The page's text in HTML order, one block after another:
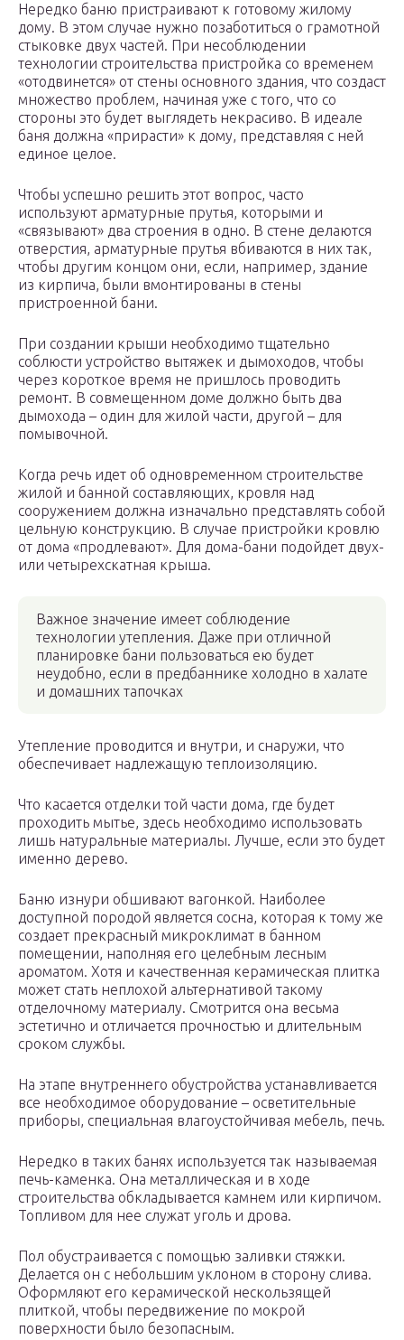
Нередко баню пристраивают к готовому жилому
дому. В этом случае нужно позаботиться о грамотной
стыковке двух частей. При несоблюдении
технологии строительства пристройка со временем
«отодвинется» от стены основного здания, что создаст
множество проблем, начиная уже с того, что со
стороны это будет выглядеть некрасиво. В идеале
баня должна «прирасти» к дому, представляя с ней
единое целое.
Чтобы успешно решить этот вопрос, часто
используют арматурные прутья, которыми и
«связывают» два строения в одно. В стене делаются
отверстия, арматурные прутья вбиваются в них так,
чтобы другим концом они, если, например, здание
из кирпича, были вмонтированы в стены
пристроенной бани.
При создании крыши необходимо тщательно
соблюсти устройство вытяжек и дымоходов, чтобы
через короткое время не пришлось проводить
ремонт. В совмещенном доме должно быть два
дымохода – один для жилой части, другой – для
помывочной.
Когда речь идет об одновременном строительстве
жилой и банной составляющих, кровля над
сооружением должна изначально представлять собой
цельную конструкцию. В случае пристройки кровлю
от дома «продлевают». Для дома-бани подойдет двух-
или четырехскатная крыша.
Важное значение имеет соблюдение
технологии утепления. Даже при отличной
планировке бани пользоваться ею будет
неудобно, если в предбаннике холодно в халате
и домашних тапочках
Утепление проводится и внутри, и снаружи, что
обеспечивает надлежащую теплоизоляцию.
Что касается отделки той части дома, где будет
проходить мытье, здесь необходимо использовать
лишь натуральные материалы. Лучше, если это будет
именно дерево.
Баню изнури обшивают вагонкой. Наиболее
доступной породой является сосна, которая к тому же
создает прекрасный микроклимат в банном
помещении, наполняя его целебным лесным
ароматом. Хотя и качественная керамическая плитка
может стать неплохой альтернативой такому
отделочному материалу. Смотрится она весьма
эстетично и отличается прочностью и длительным
сроком службы.
На этапе внутреннего обустройства устанавливается
все необходимое оборудование – осветительные
приборы, специальная влагоустойчивая мебель, печь.
Нередко в таких банях используется так называемая
печь-каменка. Она металлическая и в ходе
строительства обкладывается камнем или кирпичом.
Топливом для нее служат уголь и дрова.
Пол обустраивается с помощью заливки стяжки.
Делается он с небольшим уклоном в сторону слива.
Оформляют его керамической нескользящей
плиткой, чтобы передвижение по мокрой
поверхности было безопасным.